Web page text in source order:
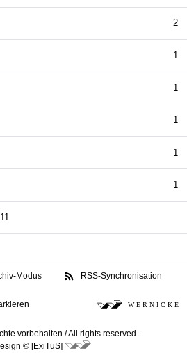
2
1
1
1
1
1
Modus RSS-Synchronisation
W E R N I C K E
vorbehalten /All rights reserved.
© [ExiTuS]